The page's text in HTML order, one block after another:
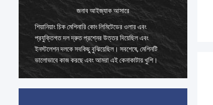
জনাব আইজ্যাক আসারে
শিয়ানিয়াং চিক মেশিনারি কোং লিমিটেডের ওলার এবং
প্রযুক্তিগত দল দ্রুত প্রশ্নের উত্তর দিয়েছিল এবং
ইনস্টলেশন দলকে সবকিছু বুঝিয়েছিল। সবশেষে, মেশিনটি
ভালোভাবে কাজ করছে এবং আমরা এই কেনাকাটায় খুশি।